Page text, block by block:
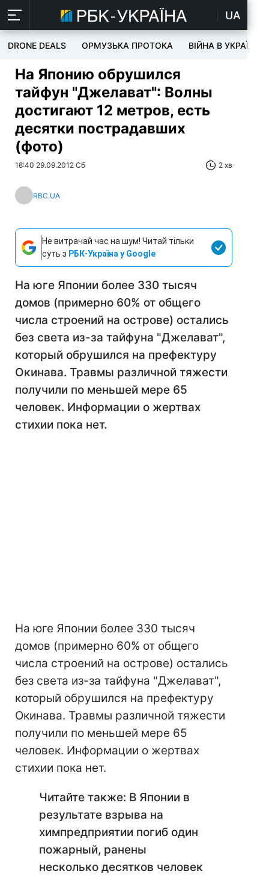
UA
DRONE DEALS ОРМУЗЬКА ПРОТОКА ВІЙНА В УКРАЇНІ
На Японию обрушился
тайфун "Джелават": Волны
достигают 12 метров, есть
десятки пострадавших
(фото)
18:40 29.09.2012 Сб 2 хв
RBC.UA
Не витрачай час на шум! Читай тільки
суть з РБК-Україна у Google
На юге Японии более 330 тысяч
домов (примерно 60% от общего
числа строений на острове) остались
без света из-за тайфуна "Джелават",
который обрушился на префектуру
Окинава. Травмы различной тяжести
получили по меньшей мере 65
человек. Информации о жертвах
стихии пока нет.
На юге Японии более 330 тысяч
домов (примерно 60% от общего
числа строений на острове) остались
без света из-за тайфуна "Джелават",
который обрушился на префектуру
Окинава. Травмы различной тяжести
получили по меньшей мере 65
человек. Информации о жертвах
стихии пока нет.
Читайте также: В Японии в
результате взрыва на
химпредприятии погиб один
пожарный, ранены
несколько десятков человек